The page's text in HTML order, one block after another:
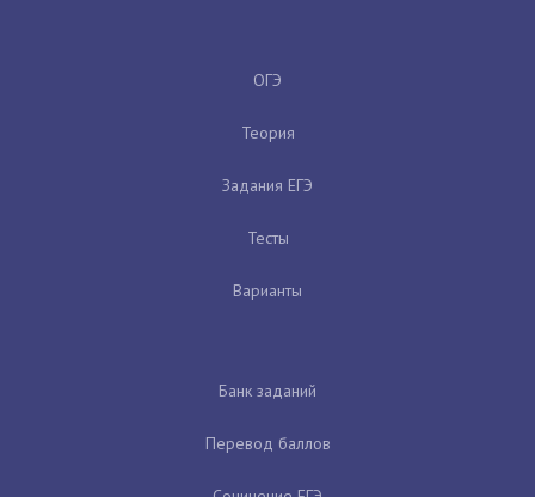
ОГЭ
Теория
Задания ЕГЭ
Тесты
Варианты
Банк заданий
Перевод баллов